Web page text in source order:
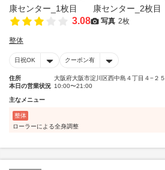
3.08 写真 2枚
整体
日祝OK クーポン有
住所
大阪府大阪市淀川区西中島４丁目４−２５
本日の営業状況 10:00〜21:00
主なメニュー
整体
ローラーによる全身調整